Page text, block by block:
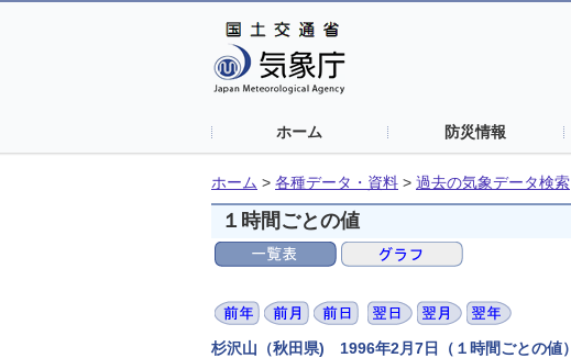
ホーム 防災情報
ホーム > 各種データ・資料 > 過去の気象データ検索
１時間ごとの値
杉沢山（秋田県) 1996年2月7日（１時間ごとの値）